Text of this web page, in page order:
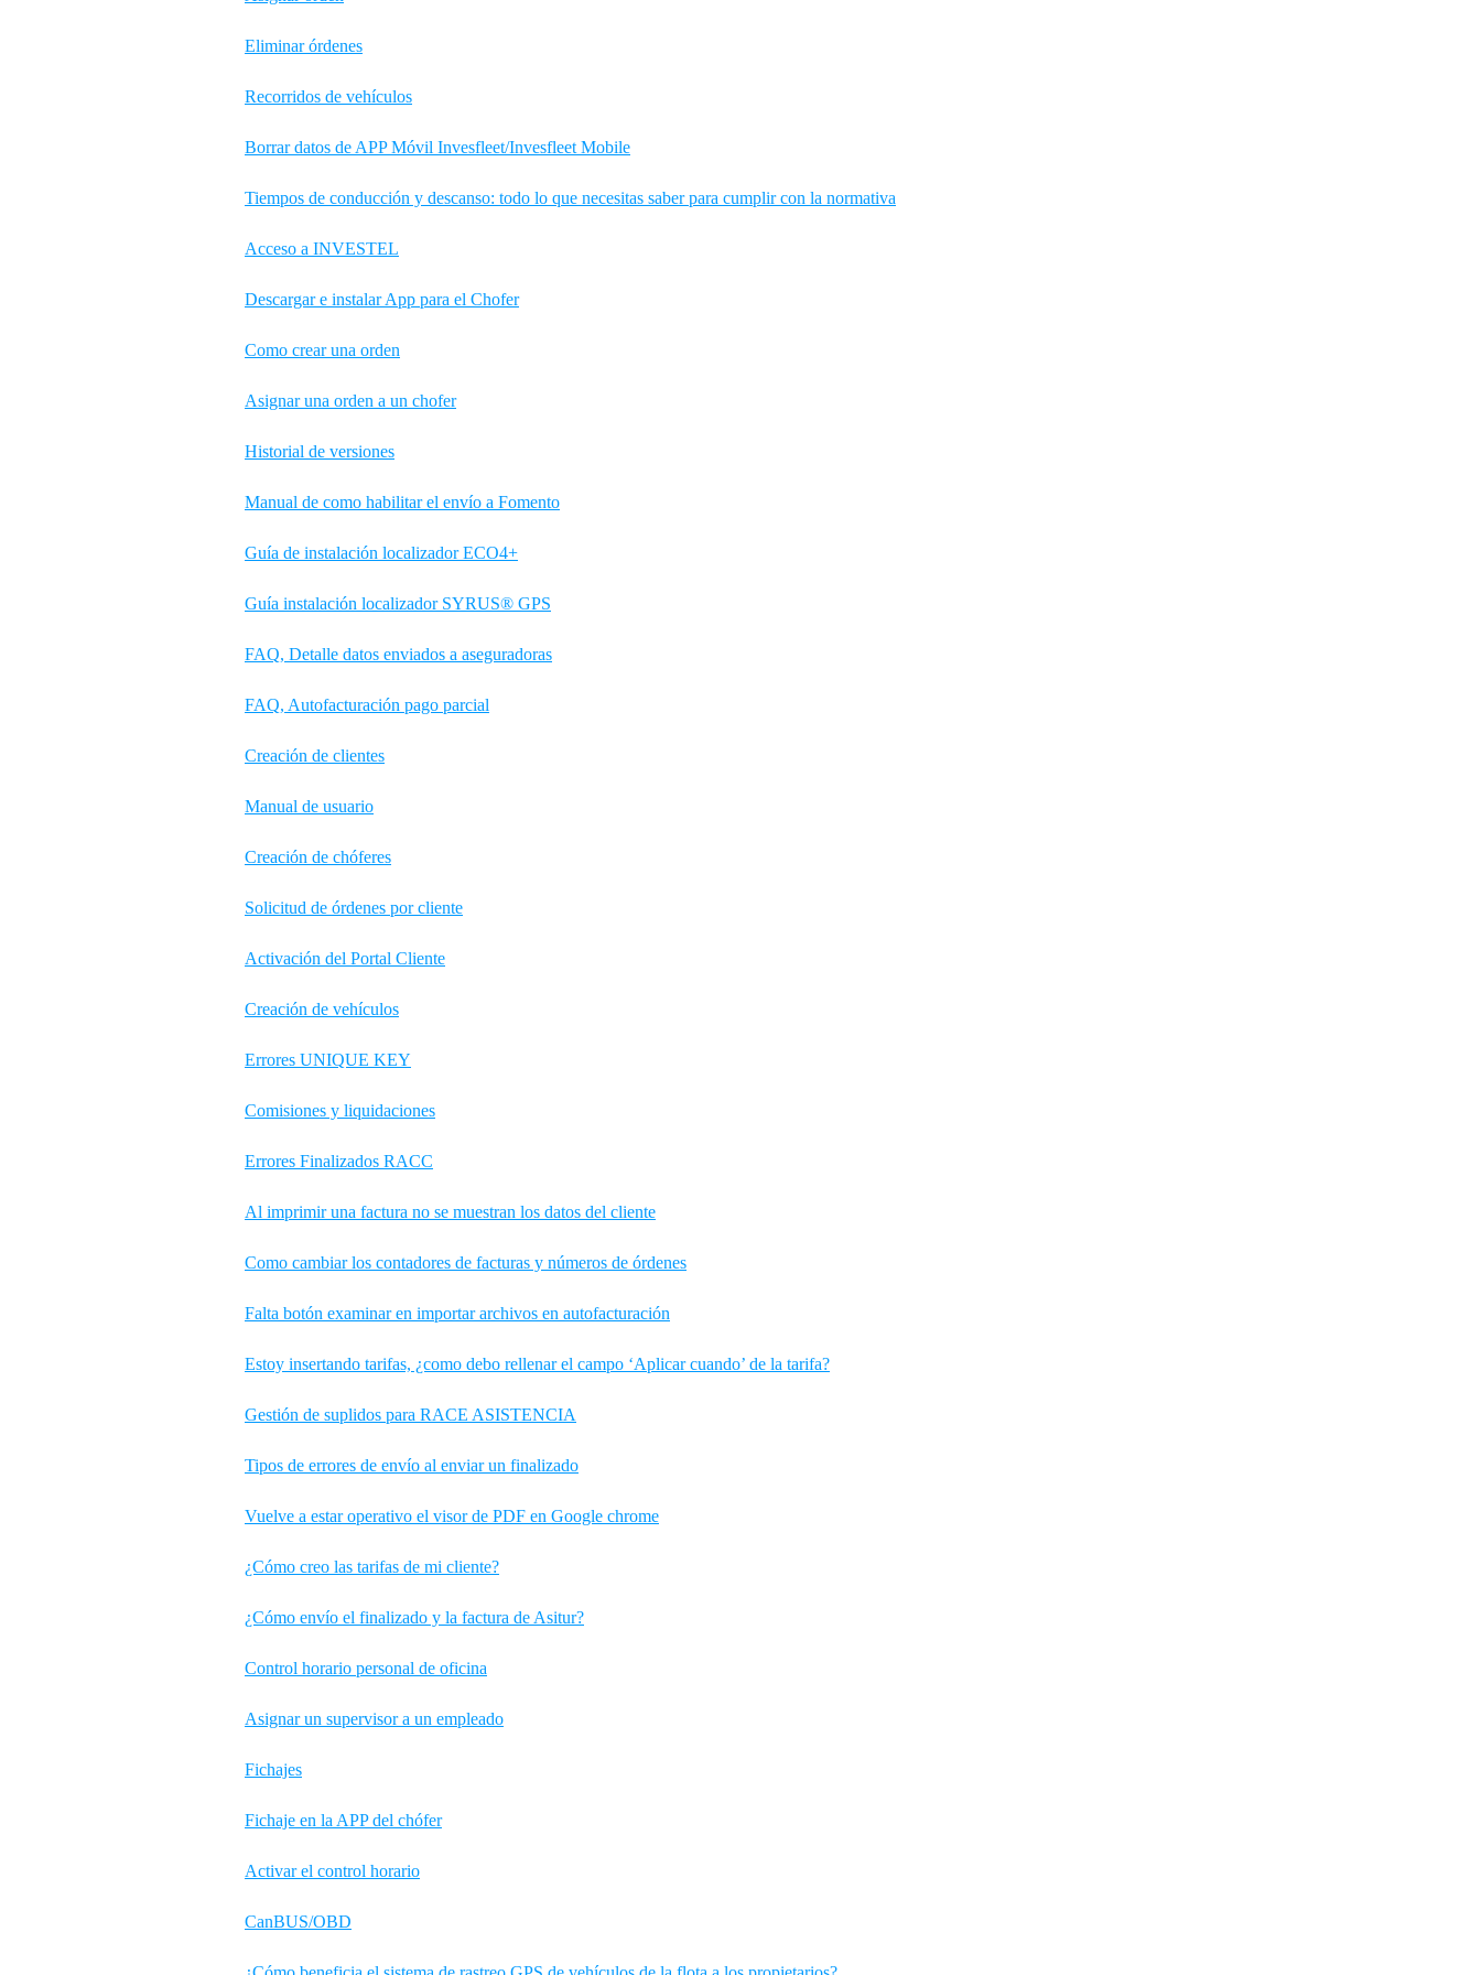
Eliminar órdenes
Recorridos de vehículos
Borrar datos de APP Móvil Invesfleet/Invesfleet Mobile
Tiempos de conducción y descanso: todo lo que necesitas saber para cumplir con la normativa
Acceso a INVESTEL
Descargar e instalar App para el Chofer
Como crear una orden
Asignar una orden a un chofer
Historial de versiones
Manual de como habilitar el envío a Fomento
Guía de instalación localizador ECO4+
Guía instalación localizador SYRUS® GPS
FAQ, Detalle datos enviados a aseguradoras
FAQ, Autofacturación pago parcial
Creación de clientes
Manual de usuario
Creación de chóferes
Solicitud de órdenes por cliente
Activación del Portal Cliente
Creación de vehículos
Errores UNIQUE KEY
Comisiones y liquidaciones
Errores Finalizados RACC
Al imprimir una factura no se muestran los datos del cliente
Como cambiar los contadores de facturas y números de órdenes
Falta botón examinar en importar archivos en autofacturación
Estoy insertando tarifas, ¿como debo rellenar el campo ‘Aplicar cuando’ de la tarifa?
Gestión de suplidos para RACE ASISTENCIA
Tipos de errores de envío al enviar un finalizado
Vuelve a estar operativo el visor de PDF en Google chrome
¿Cómo creo las tarifas de mi cliente?
¿Cómo envío el finalizado y la factura de Asitur?
Control horario personal de oficina
Asignar un supervisor a un empleado
Fichajes
Fichaje en la APP del chófer
Activar el control horario
CanBUS/OBD